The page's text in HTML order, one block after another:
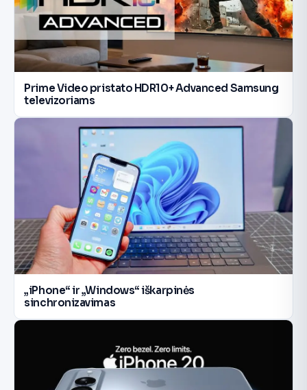
Prime Video pristato HDR10+ Advanced Samsung
televizoriams
„iPhone“ ir „Windows“ iškarpinės
sinchronizavimas